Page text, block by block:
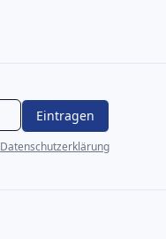
Eintragen
Datenschutzerklärung